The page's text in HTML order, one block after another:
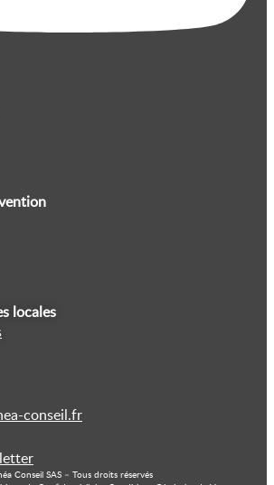
locales
conseil.fr
Conseil SAS – Tous droits réservés